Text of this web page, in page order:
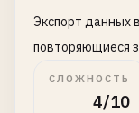
Экспорт данных
повторяющиеся
СЛОЖНОСТЬ
4/10